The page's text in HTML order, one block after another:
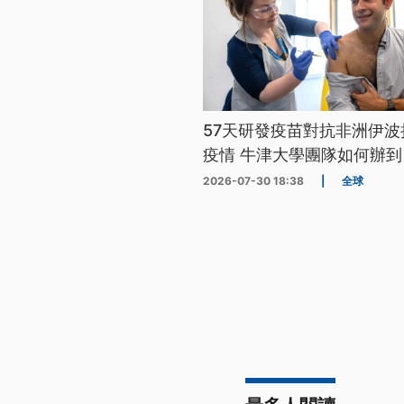
57天研發疫苗對抗非洲伊
疫情 牛津大學團隊如何辦
2026-07-30 18:38 全球